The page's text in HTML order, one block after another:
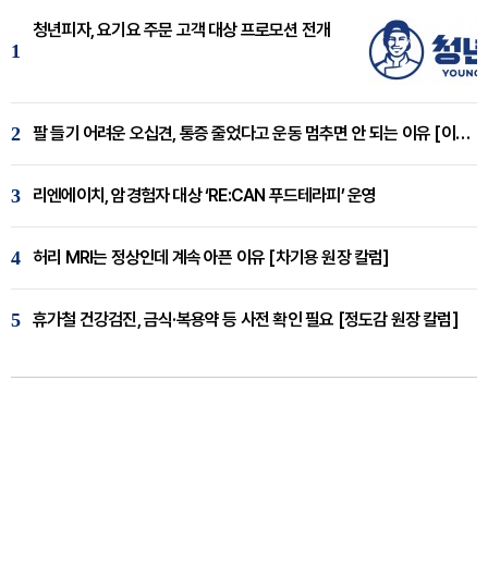
1
청년피자, 요기요 주문 고객 대상 프로모션 전개
2 팔 들기 어려운 오십견, 통증 줄었다고 운동 멈추면 안 되는 이유 [이병욱 원장 칼럼]
3 리엔에이치, 암경험자 대상 ‘RE:CAN 푸드테라피’ 운영
4 허리 MRI는 정상인데 계속 아픈 이유 [차기용 원장 칼럼]
5 휴가철 건강검진, 금식·복용약 등 사전 확인 필요 [정도감 원장 칼럼]